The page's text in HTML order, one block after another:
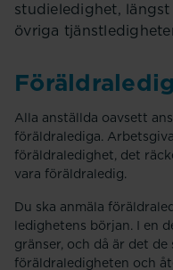
studieledighet,
övriga
Alla anställda oavsett
föräldralediga.
föräldraledighet, det
vara föräldraledig.
Du ska anmäla
ledighetens början. I en
gränser, och då är det
föräldraledigheten och